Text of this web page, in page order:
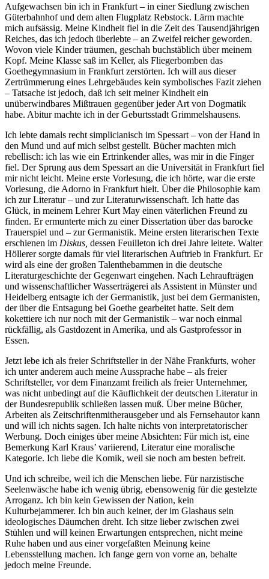
Aufgewachsen bin ich in Frankfurt – in einer Siedlung zwischen
Güterbahnhof und dem alten Flugplatz Rebstock. Lärm machte
mich aufsässig. Meine Kindheit fiel in die Zeit des Tausendjährigen
Reiches, das ich jedoch überlebte – an Zweifel reicher geworden.
Wovon viele Kinder träumen, geschah buchstäblich über meinem
Kopf. Meine Klasse saß im Keller, als Fliegerbomben das
Goethegymnasium in Frankfurt zerstörten. Ich will aus dieser
Zertrümmerung eines Lehrgebäudes kein symbolisches Fazit ziehen
– Tatsache ist jedoch, daß ich seit meiner Kindheit ein
unüberwindbares Mißtrauen gegenüber jeder Art von Dogmatik
habe. Abitur machte ich in der Geburtsstadt Grimmelshausens.
Ich lebte damals recht simplicianisch im Spessart – von der Hand in
den Mund und auf mich selbst gestellt. Bücher machten mich
rebellisch: ich las wie ein Ertrinkender alles, was mir in die Finger
fiel. Der Sprung aus dem Spessart an die Universität in Frankfurt fiel
mir nicht leicht. Meine erste Vorlesung, die ich hörte, war die erste
Vorlesung, die Adorno in Frankfurt hielt. Über die Philosophie kam
ich zur Literatur – und zur Literaturwissenschaft. Ich hatte das
Glück, in meinem Lehrer Kurt May einen väterlichen Freund zu
finden. Er ermunterte mich zu einer Dissertation über das barocke
Trauerspiel und – zur Germanistik. Meine ersten literarischen Texte
erschienen im Diskus, dessen Feuilleton ich drei Jahre leitete. Walter
Höllerer sorgte damals für viel literarischen Auftrieb in Frankfurt. Er
wird als eine der großen Talenthebammen in die deutsche
Literaturgeschichte der Gegenwart eingehen. Nach Lehraufträgen
und wissenschaftlicher Wasserträgerei als Assistent in Münster und
Heidelberg entsagte ich der Germanistik, just bei dem Germanisten,
der über die Entsagung bei Goethe gearbeitet hatte. Seit dem
kokettiere ich nur noch mit der Germanistik – war noch einmal
rückfällig, als Gastdozent in Amerika, und als Gastprofessor in
Essen.
Jetzt lebe ich als freier Schriftsteller in der Nähe Frankfurts, woher
ich unter anderem auch meine Aussprache habe – als freier
Schriftsteller, vor dem Finanzamt freilich als freier Unternehmer,
was nicht unbedingt auf die Käuflichkeit der deutschen Literatur in
der Bundesrepublik schließen lassen muß. Über meine Bücher,
Arbeiten als Zeitschriftenmitherausgeber und als Fernsehautor kann
und will ich nichts sagen. Ich halte nichts von interpretatorischer
Werbung. Doch einiges über meine Absichten: Für mich ist, eine
Bemerkung Karl Kraus’ variierend, Literatur eine moralische
Kategorie. Ich liebe die Komik, weil sie noch am besten befreit.
Und ich schreibe, weil ich die Menschen liebe. Für narzistische
Seelenwäsche habe ich wenig übrig, ebensowenig für die gestelzte
Arroganz. Ich bin kein Gewissen der Nation, kein
Kulturbejammerer. Ich bin auch keiner, der im Glashaus sein
ideologisches Däumchen dreht. Ich sitze lieber zwischen zwei
Stühlen und will keinen Erwartungen entsprechen, nicht meine
Ruhe haben und aus einer vorgefaßten Meinung keine
Lebensstellung machen. Ich fange gern von vorne an, behalte
jedoch meine Freunde.